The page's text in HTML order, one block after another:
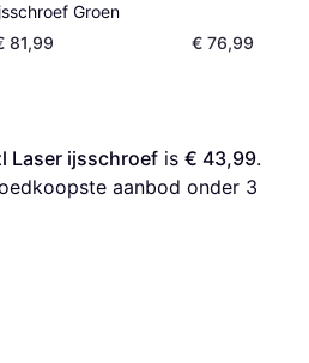
Groen
81,99
€ 76,99
Laser ijsschroef is € 43,99.
aanbod onder 3